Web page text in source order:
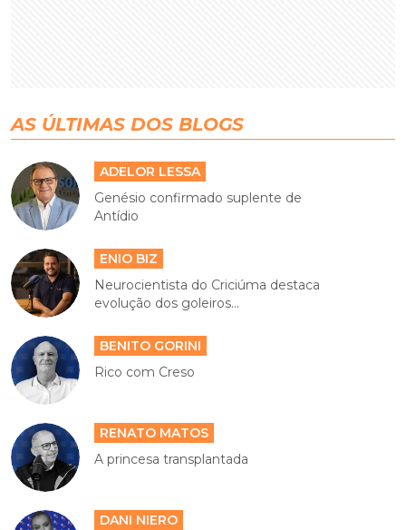
AS ÚLTIMAS DOS BLOGS
ADELOR LESSA
Genésio confirmado suplente de
Antídio
ENIO BIZ
Neurocientista do Criciúma destaca
evolução dos goleiros...
BENITO GORINI
Rico com Creso
RENATO MATOS
A princesa transplantada
DANI NIERO